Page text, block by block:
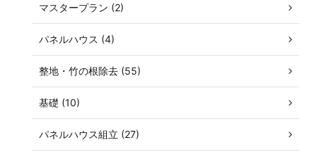
マスタープラン (2)
パネルハウス (4)
整地・竹の根除去 (55)
基礎 (10)
パネルハウス組立 (27)